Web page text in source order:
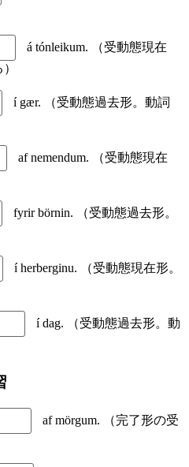
á tónleikum. （受動態現在
í gær. （受動態過去形。動詞
af nemendum. （受動態現在
fyrir börnin. （受動態過去形。
í herberginu. （受動態現在形。
í dag. （受動態過去形。動
af mörgum. （完了形の受